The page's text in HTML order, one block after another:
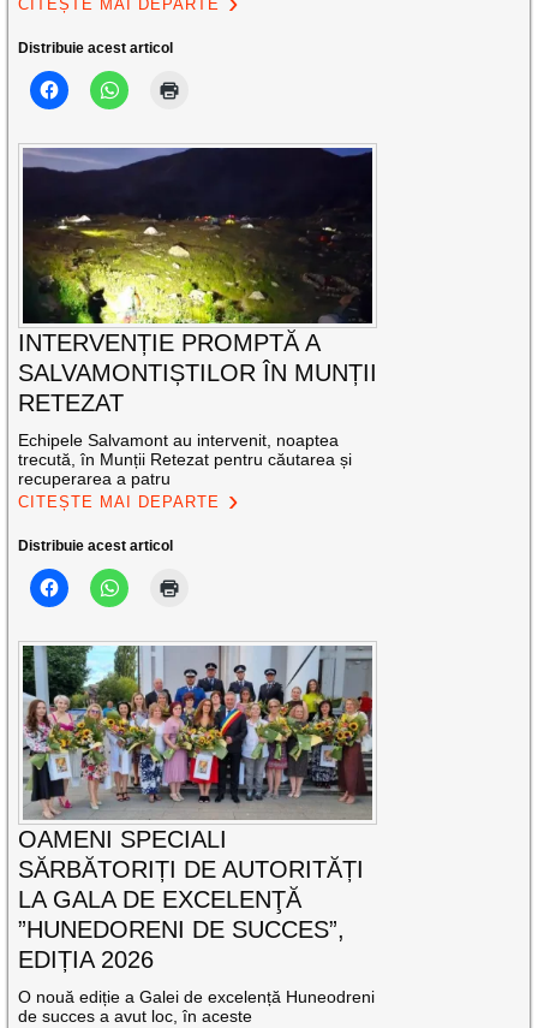
CITEȘTE MAI DEPARTE
Distribuie acest articol
INTERVENȚIE PROMPTĂ A
SALVAMONTIȘTILOR ÎN MUNȚII
RETEZAT
Echipele Salvamont au intervenit, noaptea
trecută, în Munții Retezat pentru căutarea și
recuperarea a patru
CITEȘTE MAI DEPARTE
Distribuie acest articol
OAMENI SPECIALI
SĂRBĂTORIȚI DE AUTORITĂȚI
LA GALA DE EXCELENŢĂ
”HUNEDORENI DE SUCCES”,
EDIȚIA 2026
O nouă ediție a Galei de excelență Huneodreni
de succes a avut loc, în aceste